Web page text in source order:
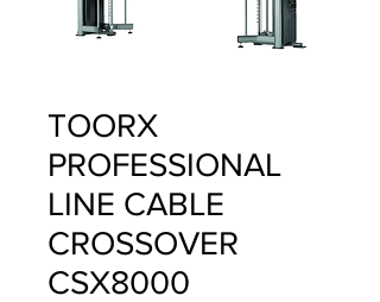
TOORX
PROFESSIONAL
LINE CABLE
CROSSOVER
CSX8000